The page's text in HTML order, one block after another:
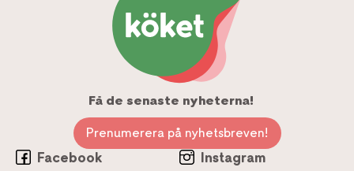
Få de senaste nyheterna!
Prenumerera på nyhetsbreven!
Facebook
Instagram